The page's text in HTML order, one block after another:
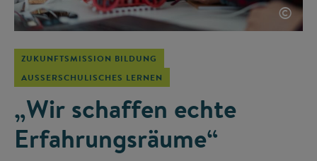
©
ZUKUNFTSMISSION BILDUNG
AUSSERSCHULISCHES LERNEN
„Wir schaffen echte
Erfahrungsräume“